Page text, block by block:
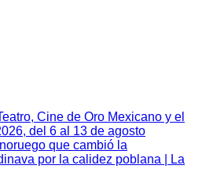
Cine de Oro Mexicano y el
del 6 al 13 de agosto
que cambió la
por la calidez poblana | La